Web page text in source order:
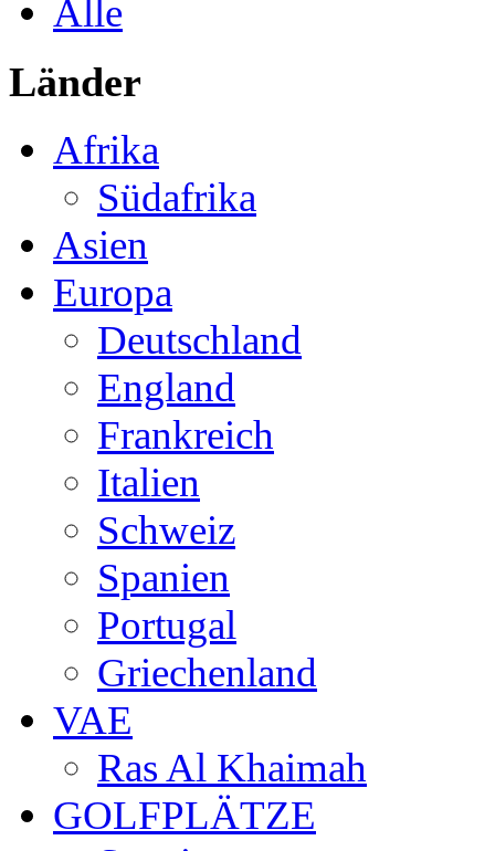
Alle
Länder
Afrika
Südafrika
Asien
Europa
Deutschland
England
Frankreich
Italien
Schweiz
Spanien
Portugal
Griechenland
VAE
Ras Al Khaimah
GOLFPLÄTZE